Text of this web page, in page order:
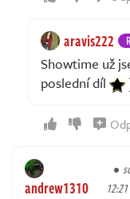
aravis222
Showtime už
poslední díl
andrew1310
12:21